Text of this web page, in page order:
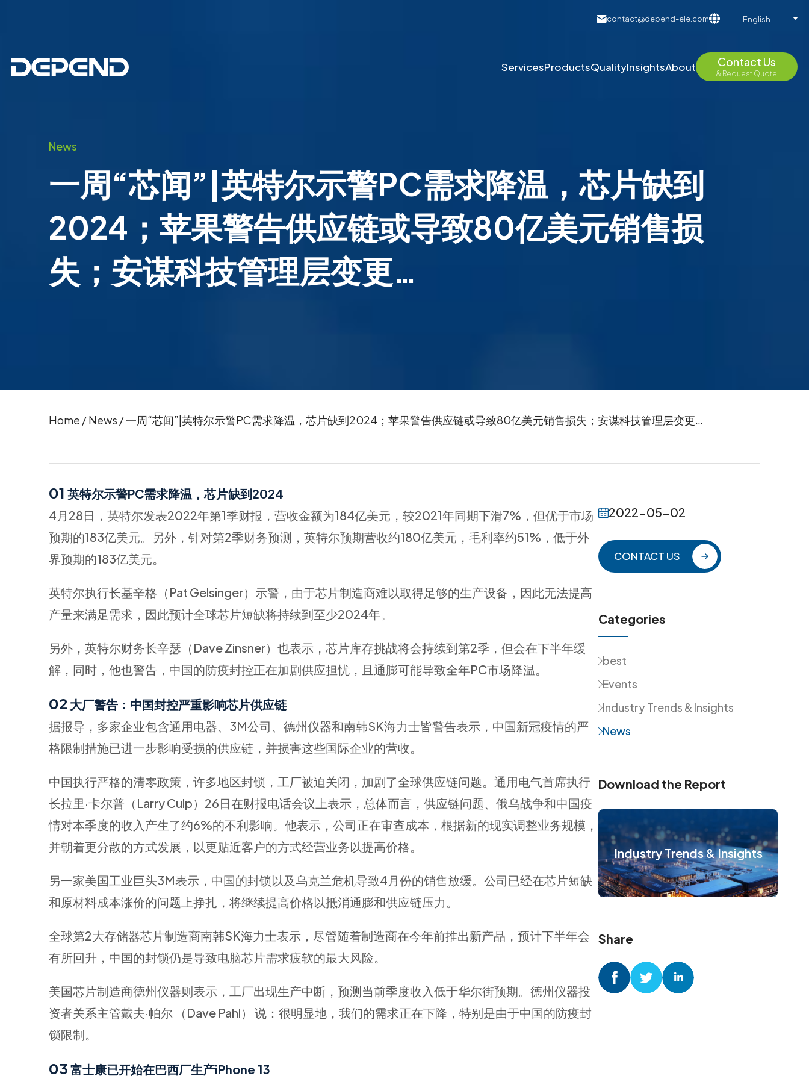
contact@depend-ele.com English
ServicesProductsQualityInsightsAbout Contact Us
& Request Quote
News
一周“芯闻”|​英特尔示警PC需求降温，芯片缺到
2024；苹果警告供应链或导致80亿美元销售损
失；安谋科技管理层变更…
Home /News /一周“芯闻”|​英特尔示警PC需求降温，芯片缺到2024；苹果警告供应链或导致80亿美元销售损失；安谋科技管理层变更…
01 英特尔示警PC需求降温，芯片缺到2024
4月28日，英特尔发表2022年第1季财报，营收金额为184亿美元，较2021年同期下滑7%，但优于市场
预期的183亿美元。另外，针对第2季财务预测，英特尔预期营收约180亿美元，毛利率约51%，低于外
界预期的183亿美元。
英特尔执行长基辛格（Pat Gelsinger）示警，由于芯片制造商难以取得足够的生产设备，因此无法提高
产量来满足需求，因此预计全球芯片短缺将持续到至少2024年。
另外，英特尔财务长辛瑟（Dave Zinsner）也表示，芯片库存挑战将会持续到第2季，但会在下半年缓
解，同时，他也警告，中国的防疫封控正在加剧供应担忧，且通膨可能导致全年PC市场降温。
02 大厂警告：中国封控严重影响芯片供应链
据报导，多家企业包含通用电器、3M公司、德州仪器和南韩SK海力士皆警告表示，中国新冠疫情的严
格限制措施已进一步影响受损的供应链，并损害这些国际企业的营收。
中国执行严格的清零政策，许多地区封锁，工厂被迫关闭，加剧了全球供应链问题。通用电气首席执行
长拉里·卡尔普（Larry Culp）26日在财报电话会议上表示，总体而言，供应链问题、俄乌战争和中国疫
情对本季度的收入产生了约6%的不利影响。他表示，公司正在审查成本，根据新的现实调整业务规模，
并朝着更分散的方式发展，以更贴近客户的方式经营业务以提高价格。
另一家美国工业巨头3M表示，中国的封锁以及乌克兰危机导致4月份的销售放缓。公司已经在芯片短缺
和原材料成本涨价的问题上挣扎，将继续提高价格以抵消通膨和供应链压力。
全球第2大存储器芯片制造商南韩SK海力士表示，尽管随着制造商在今年前推出新产品，预计下半年会
有所回升，中国的封锁仍是导致电脑芯片需求疲软的最大风险。
美国芯片制造商德州仪器则表示，工厂出现生产中断，预测当前季度收入低于华尔街预期。德州仪器投
资者关系主管戴夫·帕尔 （Dave Pahl） 说：很明显地，我们的需求正在下降，特别是由于中国的防疫封
锁限制。
03 富士康已开始在巴西厂生产iPhone 13
2022-05-02
CONTACT US
Categories
best
Events
Industry Trends & Insights
News
Download the Report
Industry Trends & Insights
Share
twitter linkedin